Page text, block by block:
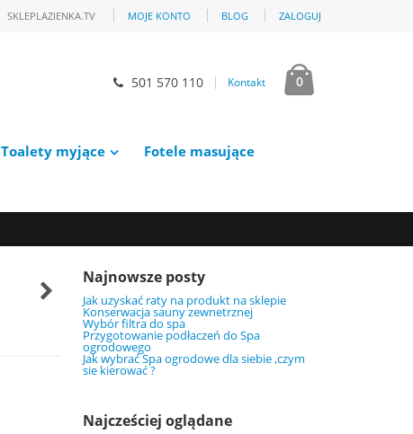
MOJE KONTO BLOG ZALOGUJ
SKLEPLAZIENKA.TV
501 570 110 Kontakt 0
Toalety myjące Fotele masujące
Najnowsze posty
Jak uzyskać raty na produkt na sklepie
Konserwacja sauny zewnetrznej
Wybór filtra do spa
Przygotowanie podłaczeń do Spa
ogrodowego
Jak wybrać Spa ogrodowe dla siebie ,czym
sie kierować ?
Najcześciej oglądane